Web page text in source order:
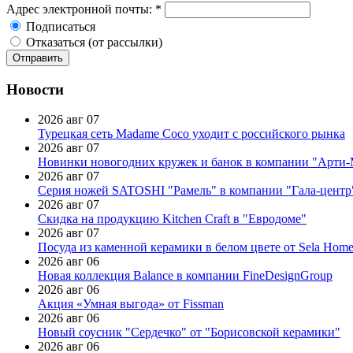
Адрес электронной почты: *
Подписаться
Отказаться (от рассылки)
Новости
2026 авг 07
Турецкая сеть Madame Coco уходит с российского рынка
2026 авг 07
Новинки новогодних кружек и банок в компании
2026 авг 07
Серия ножей SATOSHI "Рамель" в компании "Гала-
2026 авг 07
Скидка на продукцию Kitchen Craft в "Евродоме"
2026 авг 07
Посуда из каменной керамики в белом цвете от Sela Home
2026 авг 06
Новая коллекция Balance в компании FineDesignGroup
2026 авг 06
Акция «Умная выгода» от Fissman
2026 авг 06
Новый соусник "Сердечко" от "Борисовской керамики"
2026 авг 06